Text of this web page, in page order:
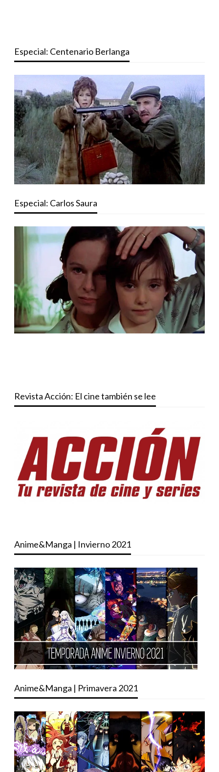
Especial: Centenario Berlanga
Especial: Carlos Saura
Revista Acción: El cine también se lee
Anime&Manga | Invierno 2021
Anime&Manga | Primavera 2021